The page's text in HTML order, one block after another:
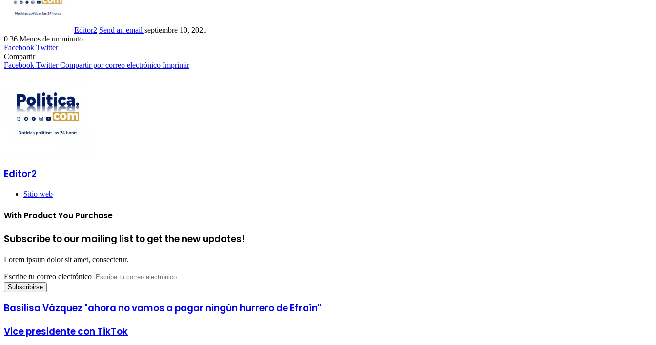
Editor2 Send an email septiembre 10, 2021
0 36 Menos de un minuto
Facebook Twitter
Compartir
Facebook Twitter Compartir por correo electrónico Imprimir
Editor2
Sitio web
With Product You Purchase
Subscribe to our mailing list to get the new updates!
Lorem ipsum dolor sit amet, consectetur.
Escribe tu correo electrónico
Basilisa Vázquez "ahora no vamos a pagar ningún hurrero de Efraín"
Vice presidente con TikTok